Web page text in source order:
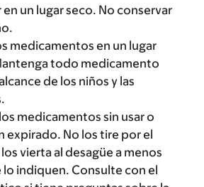
un lugar seco. No conservar
medicamentos en un lugar
todo medicamento
de los niños y las
medicamentos sin usar o
expirado. No los tire por el
vierta al desagüe a menos
lo indiquen. Consulte con el